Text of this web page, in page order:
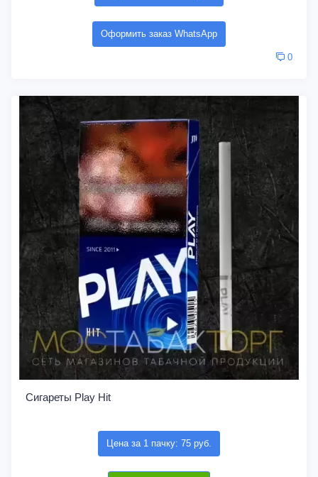
Оформить заказ WhatsApp
0
Сигареты Play Hit
Цена за 1 пачку: 75 руб.